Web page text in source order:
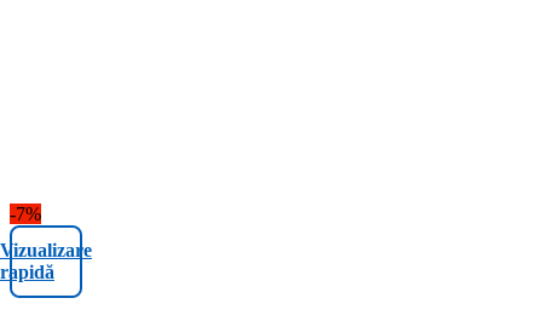
-7%
Vizualizare
rapidă